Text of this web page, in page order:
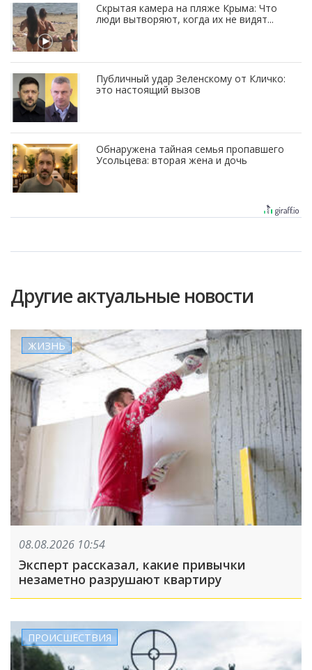
Скрытая камера на пляже Крыма: Что
люди вытворяют, когда их не видят...
Публичный удар Зеленскому от Кличко:
это настоящий вызов
Обнаружена тайная семья пропавшего
Усольцева: вторая жена и дочь
Другие актуальные новости
ЖИЗНЬ
08.08.2026 10:54
Эксперт рассказал, какие привычки
незаметно разрушают квартиру
ПРОИСШЕСТВИЯ